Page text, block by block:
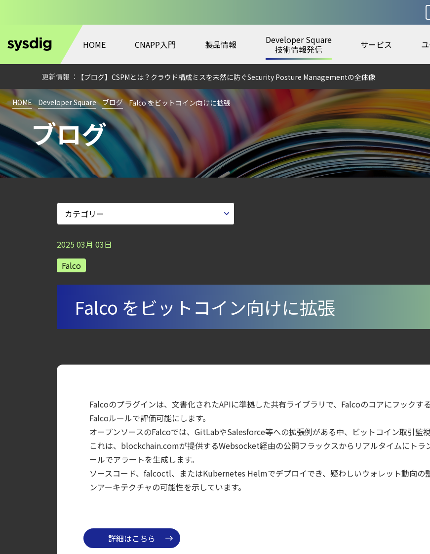
HOME CNAPP入門 製品情報
Developer Square
技術情報発信
サービス
【ブログ】セキュリティ運用の効率化を実現するSysdigとSIEMの連携：Agent Local機能の実装ガイド
【ブログ】CSPMとは？クラウド構成ミスを未然に防ぐSecurity Posture Managementの全体像
【ブログ】CTEMとは何か｜攻撃者視点でクラウドの弱点を可視化する新しいセキュリティ戦略
【お知らせ】ブログを更新しました
【ブログ】CNAPP選定ガイド｜計画フェーズで失敗しない統合プラットフォームの選び方
【ブログ】AIワークロードのコンテナセキュリティ｜LLM・GPU環境を守る新しい視点
【ブログ】セキュリティブリーフィング：2026年6月
【ブログ】コンテナセキュリティとは？クラウドネイティブ時代に必要な対策の全体像
【お知らせ】ブログを更新しました
【ブログ】CWPP（Cloud Workload Protection Platform）とは？クラウドワークロードを守る最新セキュリティ
【ブログ】AI が 2026 年に脅威の状況を根本から変えた 4 つの側面
【ブログ】サーバ・コンテナの統合セキュリティ強化 第4回： Sysdig・JP1・Illumio連携における自動隔離検証 ―
【ブログ】セキュリティ運用の効率化を実現するSysdigとSIEMの連携：Agent Local機能の実装ガイド
【ブログ】CISO のための Headless Cloud Security ガイド
【ブログ】CSPMとは？クラウド構成ミスを未然に防ぐSecurity Posture Managementの全体像
【ブログ】セキュリティブリーフィング：2026年6月
【ブログ】コンテナセキュリティとは？クラウドネイティブ時代に必要な対策の全体像
【ブログ】AWS/GCP 標準ツールでは守れない？Falco を超える Sysdig Secure によるセキュリティの新常識
【お知らせ】ブログを更新しました
【ブログ】CWPP（Cloud Workload Protection Platform）とは？クラウドワークロードを守る最新セキュリテ
【ブログ】JADEPUFFER の進化：エージェント型脅威アクターが AI モデルの破壊を目的としたランサムウェアを
検知イベント取り扱いの課題と解消策
【ブログ】セキュリティ運用の効率化を実現するSysdigとSIEMの連携：Agent Local機能の実装ガイド
ブログ
HOME Developer Square ブログ Falco をビットコイン向けに拡張
2025 03月 03日
Falco
Falco をビットコイン向けに拡張
Falcoのプラグインは、文書化されたAPIに準拠した共有ライブラリで、Falcoのコアにフックす
Falcoルールで評価可能にします。
オープンソースのFalcoでは、GitLabやSalesforce等への拡張例がある中、ビットコイン取引監
これは、blockchain.comが提供するWebsocket経由の公開フラックスからリアルタイムにトラ
ールでアラートを生成します。
ソースコード、falcoctl、またはKubernetes Helmでデプロイでき、疑わしいウォレット動向の
ンアーキテクチャの可能性を示しています。
詳細はこちら